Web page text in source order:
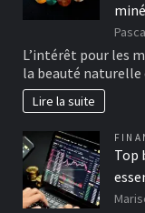
L’intérêt pour les
la beauté
Lire la suite
Top